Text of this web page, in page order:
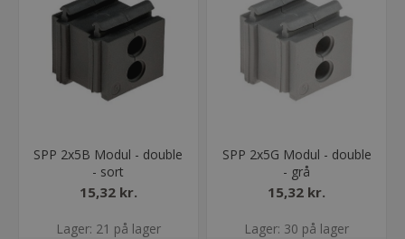
SPP 2x5B Modul - double
- sort
15,32 kr.
Lager: 21 på lager
SPP 2x5G Modul - double
- grå
15,32 kr.
Lager: 30 på lager